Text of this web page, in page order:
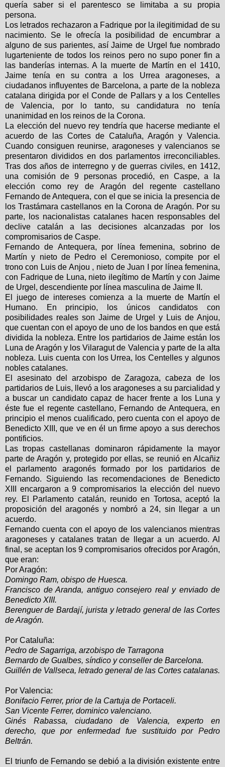
quería saber si el parentesco se limitaba a su propia
persona.
Los letrados rechazaron a Fadrique por la ilegitimidad de su
nacimiento. Se le ofrecía la posibilidad de encumbrar a
alguno de sus parientes, así Jaime de Urgel fue nombrado
lugarteniente de todos los reinos pero no supo poner fin a
las banderías internas. A la muerte de Martín en el 1410,
Jaime tenía en su contra a los Urrea aragoneses, a
ciudadanos influyentes de Barcelona, a parte de la nobleza
catalana dirigida por el Conde de Pallars y a los Centelles
de Valencia, por lo tanto, su candidatura no tenía
unanimidad en los reinos de la Corona.
La elección del nuevo rey tendría que hacerse mediante el
acuerdo de las Cortes de Cataluña, Aragón y Valencia.
Cuando consiguen reunirse, aragoneses y valencianos se
presentaron divididos en dos parlamentos irreconciliables.
Tras dos años de interregno y de guerras civiles, en 1412,
una comisión de 9 personas procedió, en Caspe, a la
elección como rey de Aragón del regente castellano
Fernando de Antequera, con el que se inicia la presencia de
los Trastámara castellanos en la Corona de Aragón. Por su
parte, los nacionalistas catalanes hacen responsables del
declive catalán a las decisiones alcanzadas por los
compromisarios de Caspe.
Fernando de Antequera, por línea femenina, sobrino de
Martín y nieto de Pedro el Ceremonioso, compite por el
trono con Luis de Anjou , nieto de Juan I por línea femenina,
con Fadrique de Luna, nieto ilegítimo de Martín y con Jaime
de Urgel, descendiente por línea masculina de Jaime II.
El juego de intereses comienza a la muerte de Martín el
Humano. En principio, los únicos candidatos con
posibilidades reales son Jaime de Urgel y Luis de Anjou,
que cuentan con el apoyo de uno de los bandos en que está
dividida la nobleza. Entre los partidarios de Jaime están los
Luna de Aragón y los Vilaragut de Valencia y parte de la alta
nobleza. Luis cuenta con los Urrea, los Centelles y algunos
nobles catalanes.
El asesinato del arzobispo de Zaragoza, cabeza de los
partidarios de Luis, llevó a los aragoneses a su parcialidad y
a buscar un candidato capaz de hacer frente a los Luna y
éste fue el regente castellano, Fernando de Antequera, en
principio el menos cualificado, pero cuenta con el apoyo de
Benedicto XIII, que ve en él un firme apoyo a sus derechos
pontificios.
Las tropas castellanas dominaron rápidamente la mayor
parte de Aragón y, protegido por ellas, se reunió en Alcañiz
el parlamento aragonés formado por los partidarios de
Fernando. Siguiendo las recomendaciones de Benedicto
XIII encargaron a 9 compromisarios la elección del nuevo
rey. El Parlamento catalán, reunido en Tortosa, aceptó la
proposición del aragonés y nombró a 24, sin llegar a un
acuerdo.
Fernando cuenta con el apoyo de los valencianos mientras
aragoneses y catalanes tratan de llegar a un acuerdo. Al
final, se aceptan los 9 compromisarios ofrecidos por Aragón,
que eran:
Por Aragón:
Domingo Ram, obispo de Huesca.
Francisco de Aranda, antiguo consejero real y enviado de
Benedicto XIII.
Berenguer de Bardají, jurista y letrado general de las Cortes
de Aragón.
Por Cataluña:
Pedro de Sagarriga, arzobispo de Tarragona
Bernardo de Gualbes, síndico y conseller de Barcelona.
Guillén de Vallseca, letrado general de las Cortes catalanas.
Por Valencia:
Bonifacio Ferrer, prior de la Cartuja de Portaceli.
San Vicente Ferrer, dominico valenciano.
Ginés Rabassa, ciudadano de Valencia, experto en
derecho, que por enfermedad fue sustituido por Pedro
Beltrán.
El triunfo de Fernando se debió a la división existente entre